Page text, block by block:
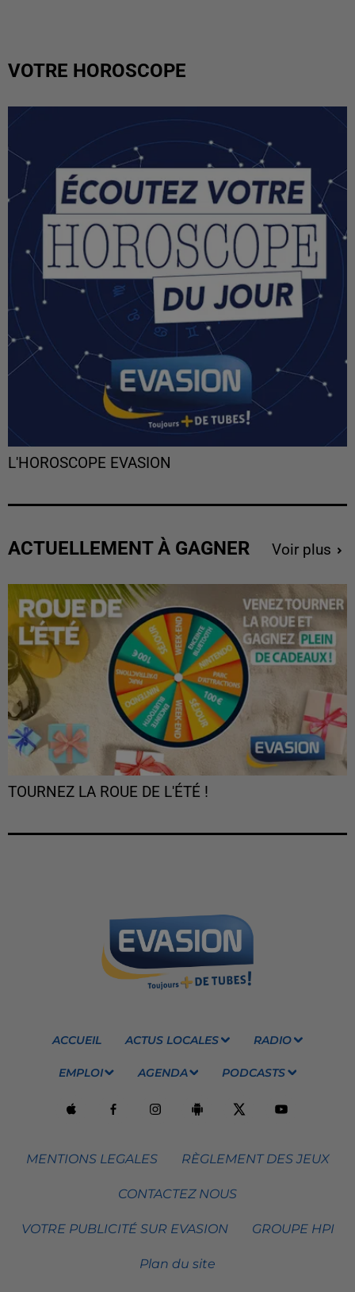
VOTRE HOROSCOPE
L'HOROSCOPE EVASION
ACTUELLEMENT À GAGNER Voir plus
TOURNEZ LA ROUE DE L'ÉTÉ !
ACCUEIL ACTUS LOCALES RADIO
EMPLOI AGENDA PODCASTS
MENTIONS LEGALES RÈGLEMENT DES JEUX
CONTACTEZ NOUS
VOTRE PUBLICITÉ SUR EVASION GROUPE HPI
Plan du site